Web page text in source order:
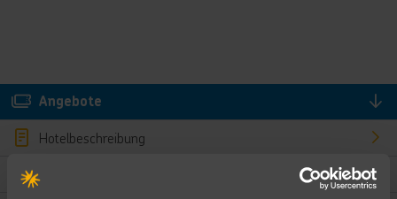
Angebote
Hotelbeschreibung